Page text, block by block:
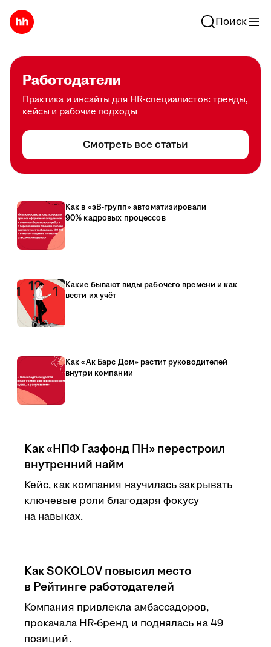
Поиск
Работодатели
Практика и инсайты для HR-специалистов: тренды,
кейсы и рабочие подходы
Смотреть все статьи
Как в «эВ-групп» автоматизировали
90% кадровых процессов
Какие бывают виды рабочего времени и как
вести их учёт
Как «Ак Барс Дом» растит руководителей
внутри компании
Как «НПФ Газфонд ПН» перестроил
внутренний найм
Кейс, как компания научилась закрывать
ключевые роли благодаря фокусу
на навыках.
Как SOKOLOV повысил место
в Рейтинге работодателей
Компания привлекла амбассадоров,
прокачала HR-бренд и поднялась на 49
позиций.